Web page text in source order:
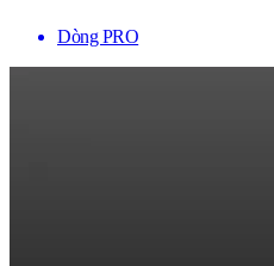
Dòng PRO